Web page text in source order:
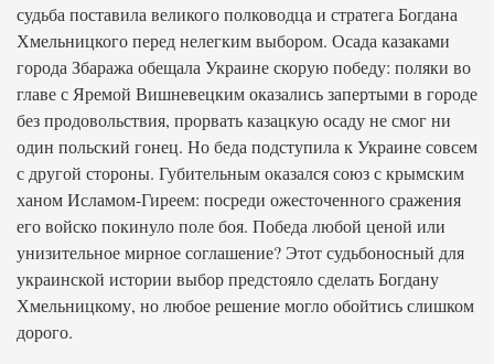
судьба поставила великого полководца и стратега Богдана
Хмельницкого перед нелегким выбором. Осада казаками
города Збаража обещала Украине скорую победу: поляки во
главе с Яремой Вишневецким оказались запертыми в городе
без продовольствия, прорвать казацкую осаду не смог ни
один польский гонец. Но беда подступила к Украине совсем
с другой стороны. Губительным оказался союз с крымским
ханом Исламом-Гиреем: посреди ожесточенного сражения
его войско покинуло поле боя. Победа любой ценой или
унизительное мирное соглашение? Этот судьбоносный для
украинской истории выбор предстояло сделать Богдану
Хмельницкому, но любое решение могло обойтись слишком
дорого.